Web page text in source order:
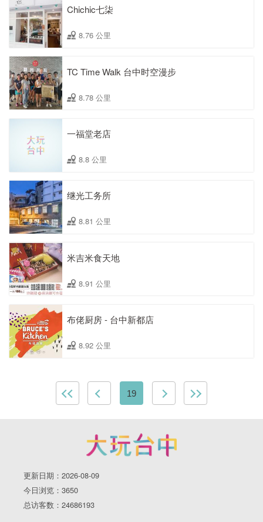
Chichic七柒
8.76 公里
TC Time Walk 台中时空漫步
8.78 公里
一福堂老店
8.8 公里
继光工务所
8.81 公里
米吉米食天地
8.91 公里
布佬厨房 - 台中新都店
8.92 公里
19
更新日期：2026-08-09
今日浏览：3650
总访客数：24686193